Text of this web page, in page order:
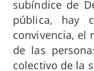
subíndice de
pública, hay
convivencia, el
de las
colectivo de la